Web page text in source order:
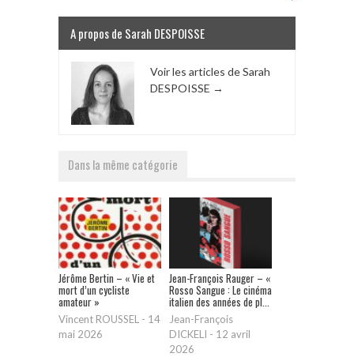
A propos de Sarah DESPOISSE
Voir les articles de Sarah
DESPOISSE →
Dans la même catégorie
Jérôme Bertin – « Vie et
mort d’un cycliste
amateur »
Vincent ROUSSEL - 14
mai 2026
Jean-François Rauger – «
Rosso Sangue : Le cinéma
italien des années de pl...
Jean-François
DICKELI - 12 avril
2026